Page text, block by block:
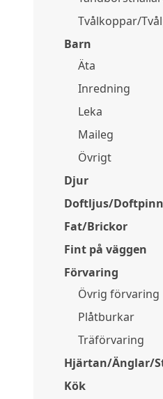
Tvålkoppar/
Barn
Äta
Inredning
Leka
Maileg
Övrigt
Djur
Doftljus/
Fat/Brickor
Fint på väggen
Förvaring
Övrig förvaring
Plåtburkar
Träförvaring
Hjärtan/Änglar/
Kök